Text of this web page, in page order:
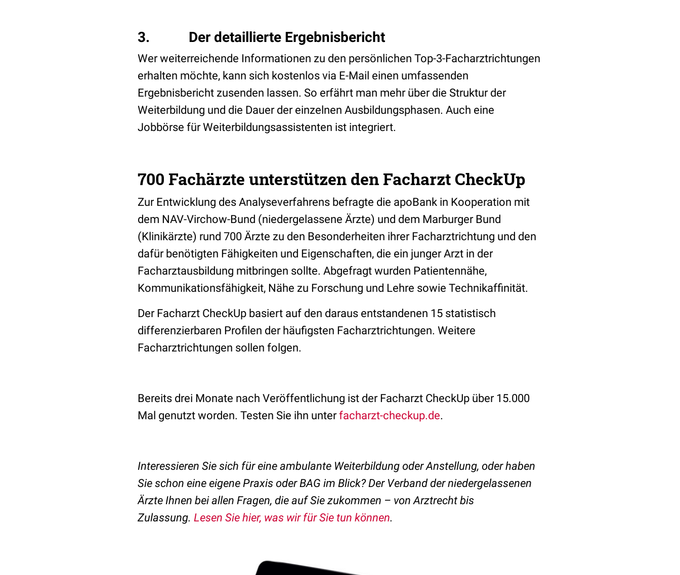
3. Der detaillierte Ergebnisbericht
Wer weiterreichende Informationen zu den persönlichen Top-3-Facharztrichtungen
erhalten möchte, kann sich kostenlos via E-Mail einen umfassenden
Ergebnisbericht zusenden lassen. So erfährt man mehr über die Struktur der
Weiterbildung und die Dauer der einzelnen Ausbildungsphasen. Auch eine
Jobbörse für Weiterbildungsassistenten ist integriert.
700 Fachärzte unterstützen den Facharzt CheckUp
Zur Entwicklung des Analyseverfahrens befragte die apoBank in Kooperation mit
dem NAV-Virchow-Bund (niedergelassene Ärzte) und dem Marburger Bund
(Klinikärzte) rund 700 Ärzte zu den Besonderheiten ihrer Facharztrichtung und den
dafür benötigten Fähigkeiten und Eigenschaften, die ein junger Arzt in der
Facharztausbildung mitbringen sollte. Abgefragt wurden Patientennähe,
Kommunikationsfähigkeit, Nähe zu Forschung und Lehre sowie Technikaffinität.
Der Facharzt CheckUp basiert auf den daraus entstandenen 15 statistisch
differenzierbaren Profilen der häufigsten Facharztrichtungen. Weitere
Facharztrichtungen sollen folgen.
Bereits drei Monate nach Veröffentlichung ist der Facharzt CheckUp über 15.000
Mal genutzt worden. Testen Sie ihn unterfacharzt-checkup.de.
Interessieren Sie sich für eine ambulante Weiterbildung oder Anstellung, oder haben
Sie schon eine eigene Praxis oder BAG im Blick? Der Verband der niedergelassenen
Ärzte Ihnen bei allen Fragen, die auf Sie zukommen – von Arztrecht bis
Zulassung. Lesen Sie hier, was wir für Sie tun können.